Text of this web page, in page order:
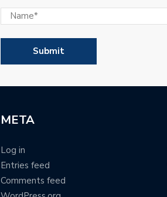
META
Log in
Entries feed
Comments feed